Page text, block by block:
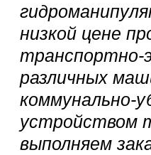
низкой цене
транспортно-
различных
коммунально-
устройством
выполняем